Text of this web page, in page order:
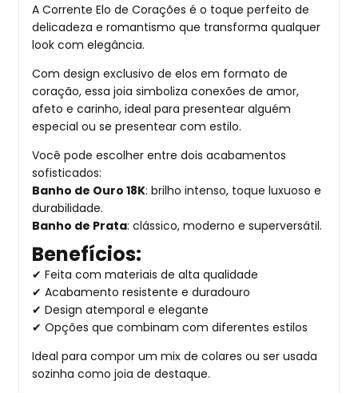
A Corrente Elo de Corações é o toque perfeito de
delicadeza e romantismo que transforma qualquer
look com elegância.
Com design exclusivo de elos em formato de
coração, essa joia simboliza conexões de amor,
afeto e carinho, ideal para presentear alguém
especial ou se presentear com estilo.
Você pode escolher entre dois acabamentos
sofisticados:
Banho de Ouro 18K: brilho intenso, toque luxuoso e
durabilidade.
Banho de Prata: clássico, moderno e superversátil.
Benefícios:
✔ Feita com materiais de alta qualidade
✔ Acabamento resistente e duradouro
✔ Design atemporal e elegante
✔ Opções que combinam com diferentes estilos
Ideal para compor um mix de colares ou ser usada
sozinha como joia de destaque.